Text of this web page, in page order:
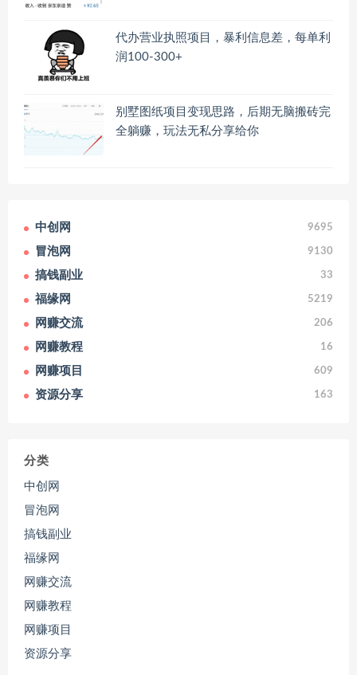
代办营业执照项目，暴利信息差，每单利
润100-300+
别墅图纸项目变现思路，后期无脑搬砖完
全躺赚，玩法无私分享给你
中创网 9695
冒泡网 9130
搞钱副业 33
福缘网 5219
网赚交流 206
网赚教程 16
网赚项目 609
资源分享 163
分类
中创网
冒泡网
搞钱副业
福缘网
网赚交流
网赚教程
网赚项目
资源分享